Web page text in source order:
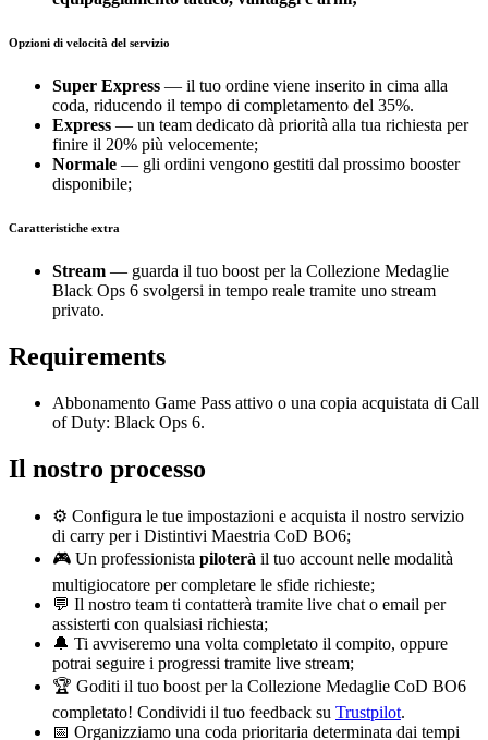
Opzioni di velocità del servizio
Super Express — il tuo ordine viene inserito in cima alla
coda, riducendo il tempo di completamento del 35%.
Express — un team dedicato dà priorità alla tua richiesta per
finire il 20% più velocemente;
Normale — gli ordini vengono gestiti dal prossimo booster
disponibile;
Caratteristiche extra
Stream — guarda il tuo boost per la Collezione Medaglie
Black Ops 6 svolgersi in tempo reale tramite uno stream
privato.
Requirements
Abbonamento Game Pass attivo o una copia acquistata di Call
of Duty: Black Ops 6.
Il nostro processo
⚙️ Configura le tue impostazioni e acquista il nostro servizio
di carry per i Distintivi Maestria CoD BO6;
🎮 Un professionista piloterà il tuo account nelle modalità
multigiocatore per completare le sfide richieste;
💬 Il nostro team ti contatterà tramite live chat o email per
assisterti con qualsiasi richiesta;
🔔 Ti avviseremo una volta completato il compito, oppure
potrai seguire i progressi tramite live stream;
🏆 Goditi il tuo boost per la Collezione Medaglie CoD BO6
completato! Condividi il tuo feedback su Trustpilot.
📅 Organizziamo una coda prioritaria determinata dai tempi